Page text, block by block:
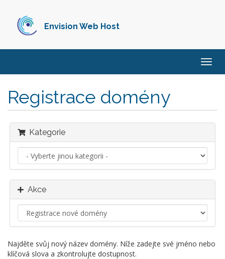
Envision Web Host
Registrace domény
Kategorie
Akce
Najděte svůj nový název domény. Níže zadejte své jméno nebo
klíčová slova a zkontrolujte dostupnost.